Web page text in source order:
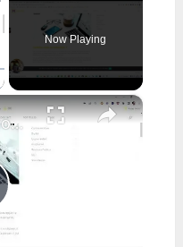
Now Playing
×
Comment positionner dans le TOP 10 une page dans Google ?